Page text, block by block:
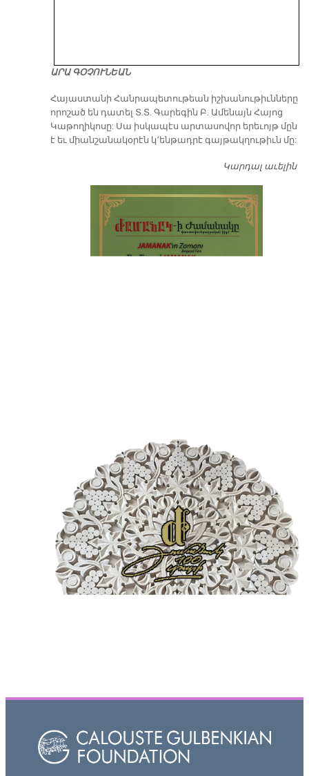
ԱՐԱ ԳՕՉՈՒՆԵԱՆ
​Հայաստանի Հանրապետութեան իշխանութիւնները
որոշած են դատել Տ.Տ. Գարեգին Բ. Ամենայն Հայոց
Կաթողիկոսը: Սա իսկապէս արտասովոր երեւոյթ մըն
է եւ միանշանակօրէն կ՚ենթադրէ գայթակղութիւն մը:
Կարդալ աւելին